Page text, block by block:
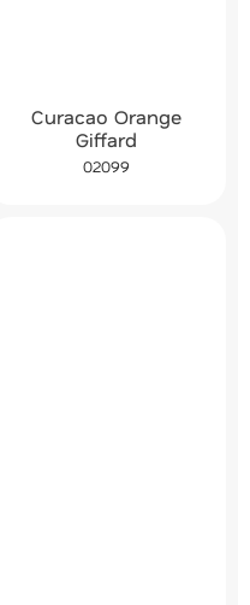
Curacao Orange
Giffard
02099